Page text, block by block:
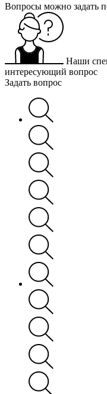
Вопросы можно задать
Наши
интересующий вопрос
Задать вопрос